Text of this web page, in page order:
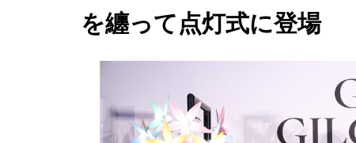
を纏って点灯式に登場